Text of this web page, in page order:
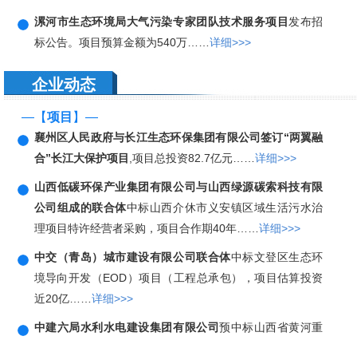
漯河市生态环境局大气污染专家团队技术服务项目 发布招
标公告。项目预算金额为540万…… 详细>>>
企业动态
—【项目 】—
襄州区人民政府与长江生态环保集团有限公司签订“两翼融
合”长江大保护项目 ,项目总投资82.7亿元…… 详细>>>
山西低碳环保产业集团有限公司与山西绿源碳索科技有限
公司组成的联合体中标山西介休市义安镇区域生活污水治
理项目特许经营者采购，项目合作期40年…… 详细>>>
中交（青岛）城市建设有限公司联合体中标文登区生态环
境导向开发（EOD）项目（工程总承包），项目估算投资
近20亿…… 详细>>>
中建六局水利水电建设集团有限公司预中标山西省黄河重